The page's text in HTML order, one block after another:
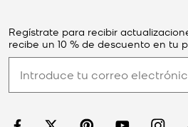
Regístrate para recibir
recibe un 10 % de descuento en tu